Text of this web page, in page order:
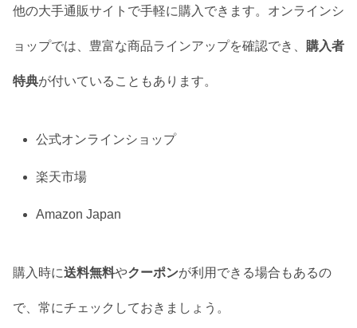
他の大手通販サイトで手軽に購入できます。オンラインシ
ョップでは、豊富な商品ラインアップを確認でき、 購入者
特典が付いていることもあります。
公式オンラインショップ
楽天市場
Amazon Japan
購入時に送料無料やクーポンが利用できる場合もあるの
で、常にチェックしておきましょう。